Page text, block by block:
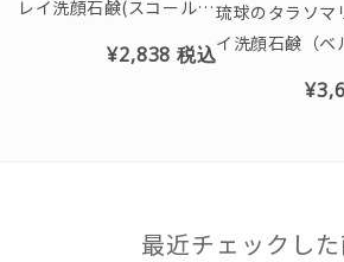
レイ洗顔石鹸(スコールの
¥2,838税込
琉球のタラソマ
イ洗顔石鹸（ベ
タイプ※スパウ
最近チェックし